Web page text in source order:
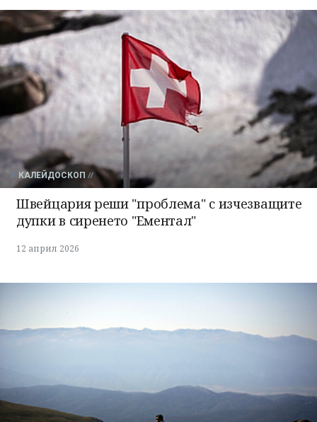
КАЛЕЙДОСКОП
Швейцария реши "проблема" с изчезващите
дупки в сиренето "Ементал"
12 април 2026